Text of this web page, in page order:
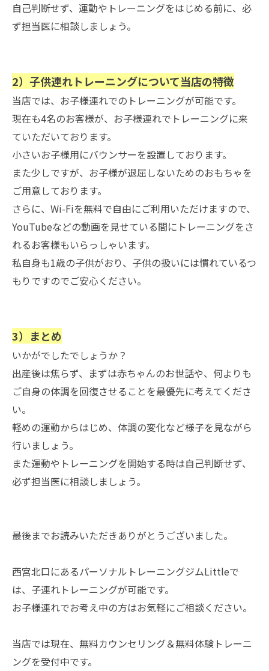
自己判断せず、運動やトレーニングをはじめる前に、必
ず担当医に相談しましょう。
2）子供連れトレーニングについて当店の特徴
当店では、お子様連れでのトレーニングが可能です。
現在も4名のお客様が、お子様連れでトレーニングに来
ていただいております。
小さいお子様用にバウンサーを設置しております。
また少しですが、お子様が退屈しないためのおもちゃを
ご用意しております。
さらに、Wi-Fiを無料で自由にご利用いただけますので、
YouTubeなどの動画を見せている間にトレーニングをさ
れるお客様もいらっしゃいます。
私自身も1歳の子供がおり、子供の扱いには慣れているつ
もりですのでご安心ください。
3）まとめ
いかがでしたでしょうか？
出産後は焦らず、まずは赤ちゃんのお世話や、何よりも
ご自身の体調を回復させることを最優先に考えてくださ
い。
軽めの運動からはじめ、体調の変化など様子を見ながら
行いましょう。
また運動やトレーニングを開始する時は自己判断せず、
必ず担当医に相談しましょう。
最後までお読みいただきありがとうございました。
西宮北口にあるパーソナルトレーニングジムLittleで
は、子連れトレーニングが可能です。
お子様連れでお考え中の方はお気軽にご相談ください。
当店では現在、無料カウンセリング＆無料体験トレーニ
ングを受付中です。